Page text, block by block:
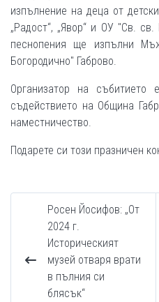
изпълнение на деца от
„Радост“, „Явор“ и ОУ "Св.
песнопения ще изпълни
Богородично" Габрово.
Организатор на събитието
съдействието на Община
наместничество.
Подарете си този празничен
Росен Йосифов: „От
2024 г.
Историческият
музей отваря врати
в пълния си
блясък“